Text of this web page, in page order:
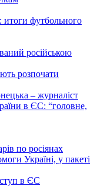
итоги футбольного
російською
розпочати
– журналіст
в ЄС: “головне,
по росіянах
Україні, у пакеті
в ЄС